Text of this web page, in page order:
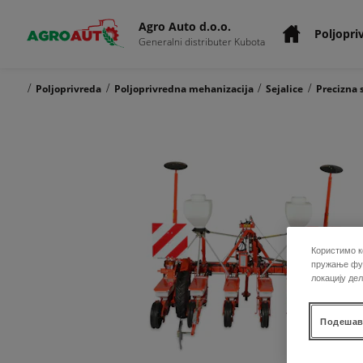
Agro Auto d.o.o.
Generalni distributer Kubota
/ Poljoprivreda / Poljoprivredna mehanizacija / Sejalice / Precizna
Користимо
пружање
локацију